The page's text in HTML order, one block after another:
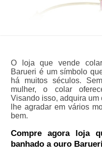
O loja que vende
Barueri é um símbolo
há muitos séculos.
mulher, o colar
Visando isso, adquira um
lhe agradar em vários
bem.
Compre agora loja
banhado a ouro Barueri